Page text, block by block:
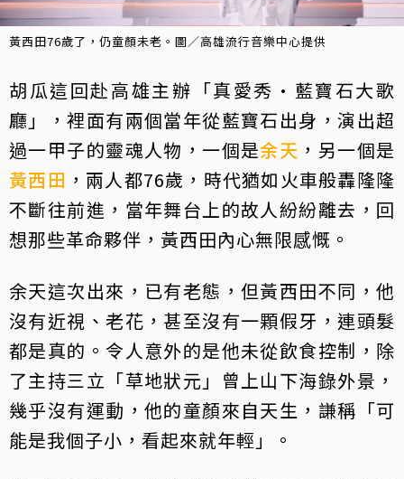
黃西田76歲了，仍童顏未老。圖／高雄流行音樂中心提供
胡瓜這回赴高雄主辦「真愛秀·藍寶石大歌
廳」，裡面有兩個當年從藍寶石出身，演出超
過一甲子的靈魂人物，一個是余天 ，另一個是
黃西田 ，兩人都76歲，時代猶如火車般轟隆隆
不斷往前進，當年舞台上的故人紛紛離去，回
想那些革命夥伴，黃西田內心無限感慨。
余天這次出來，已有老態，但黃西田不同，他
沒有近視、老花，甚至沒有一顆假牙，連頭髮
都是真的。令人意外的是他未從飲食控制，除
了主持三立「草地狀元」曾上山下海錄外景，
幾乎沒有運動，他的童顏來自天生，謙稱「可
能是我個子小，看起來就年輕」。